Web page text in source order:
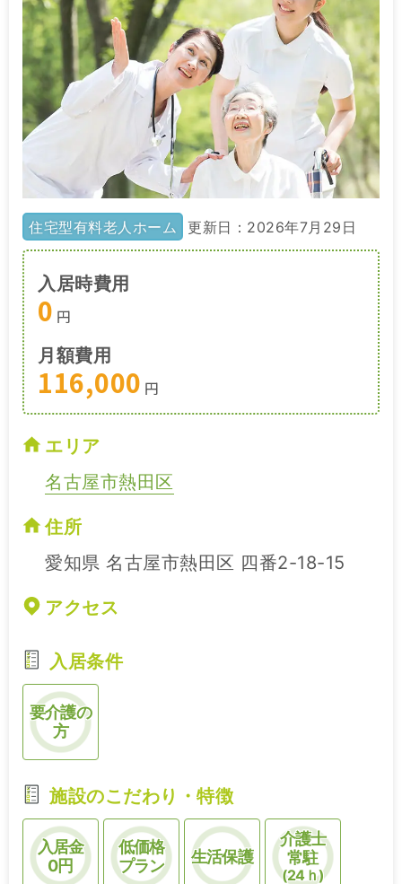
住宅型有料老人ホーム 更新日：2026年7月29日
入居時費用
0 円
月額費用
116,000 円
エリア
名古屋市熱田区
住所
愛知県 名古屋市熱田区 四番2-18-15
アクセス
入居条件
要介護の
方
施設のこだわり・特徴
入居金
0円
低価格
プラン
生活保護
介護士
常駐
(24ｈ)